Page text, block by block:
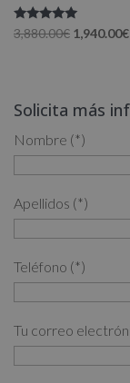
Valorado
con
3,880.00€ El
3,880.00€.
1,940.00€El
Solicita más
Nombre (*)
Apellidos (*)
Teléfono (*)
Tu correo